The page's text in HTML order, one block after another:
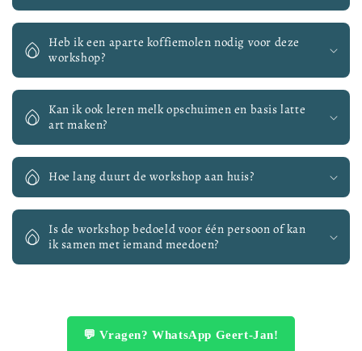
Heb ik een aparte koffiemolen nodig voor deze
workshop?
Kan ik ook leren melk opschuimen en basis latte
art maken?
Hoe lang duurt de workshop aan huis?
Is de workshop bedoeld voor één persoon of kan
ik samen met iemand meedoen?
💬 Vragen? WhatsApp Geert-Jan!